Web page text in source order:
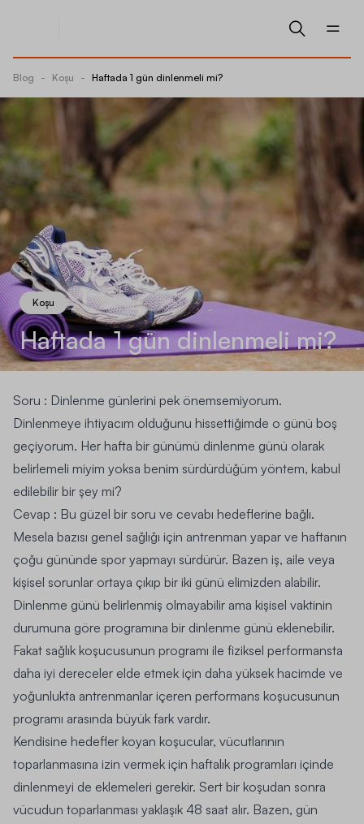
Blog - Koşu - Haftada 1 gün dinlenmeli mi?
Koşu
Haftada 1 gün dinlenmeli mi?
Soru : Dinlenme günlerini pek önemsemiyorum.
Dinlenmeye ihtiyacım olduğunu hissettiğimde o günü boş
geçiyorum. Her hafta bir günümü dinlenme günü olarak
belirlemeli miyim yoksa benim sürdürdüğüm yöntem, kabul
edilebilir bir şey mi?
Cevap : Bu güzel bir soru ve cevabı hedeflerine bağlı.
Mesela bazısı genel sağlığı için antrenman yapar ve haftanın
çoğu gününde spor yapmayı sürdürür. Bazen iş, aile veya
kişisel sorunlar ortaya çıkıp bir iki günü elimizden alabilir.
Dinlenme günü belirlenmiş olmayabilir ama kişisel vaktinin
durumuna göre programına bir dinlenme günü eklenebilir.
Fakat sağlık koşucusunun programı ile fiziksel performansta
daha iyi dereceler elde etmek için daha yüksek hacimde ve
yoğunlukta antrenmanlar içeren performans koşucusunun
programı arasında büyük fark vardır.
Kendisine hedefler koyan koşucular, vücutlarının
toparlanmasına izin vermek için haftalık programları içinde
dinlenmeyi de eklemeleri gerekir. Sert bir koşudan sonra
vücudun toparlanması yaklaşık 48 saat alır. Bazen, gün